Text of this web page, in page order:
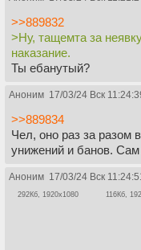
>>889832
>Ну, тащемта за
наказание.
Ты ебанутый?
Аноним 17/03/24 Вск
>>889834
Чел, оно раз за разом
унижений и банов.
Аноним 17/03/24 Вск
292Кб, 1920x1080 116Кб,